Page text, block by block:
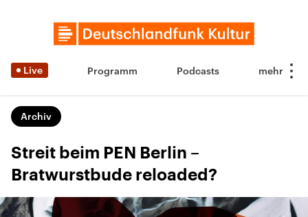
Live Programm Podcasts
Archiv
Streit beim PEN Berlin –
Bratwurstbude reloaded?